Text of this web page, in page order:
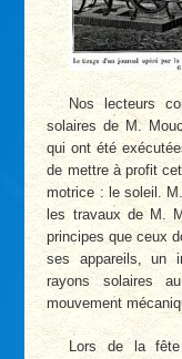
Nos lecteurs
solaires de M.
qui ont été
de mettre à profit
motrice : le soleil.
les travaux de M.
principes que ceux
ses appareils, un
rayons solaires
mouvement
Lors de la